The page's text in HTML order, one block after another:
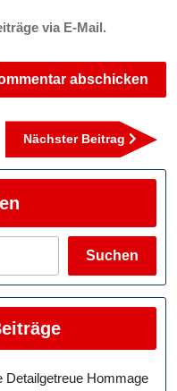
via E-Mail.
Nächster Beitrag
Suchen
Detailgetreue Hommage